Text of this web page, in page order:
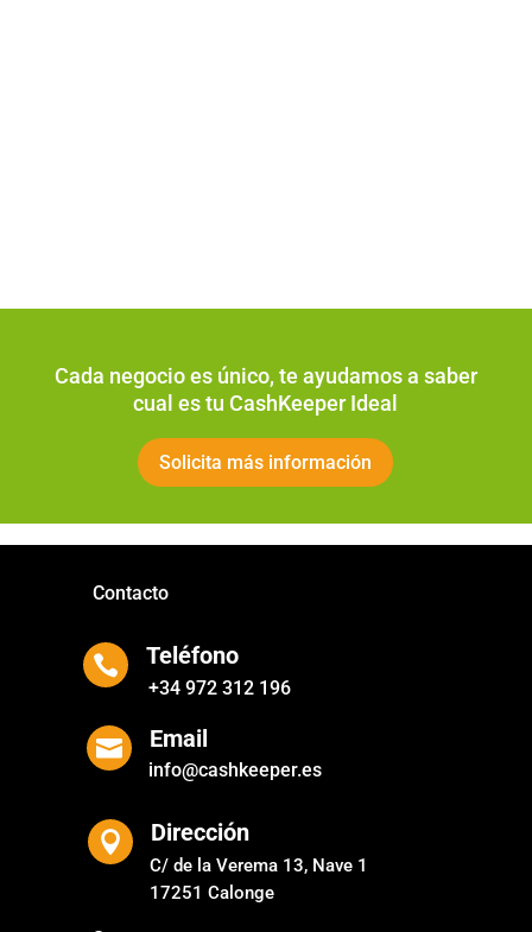
Cada negocio es único, te ayudamos a saber
cual es tu CashKeeper Ideal
Solicita más información
Contacto
 Teléfono
+34 972 312 196
 Email
info@cashkeeper.es
 Dirección
C/ de la Verema 13, Nave 1
17251 Calonge